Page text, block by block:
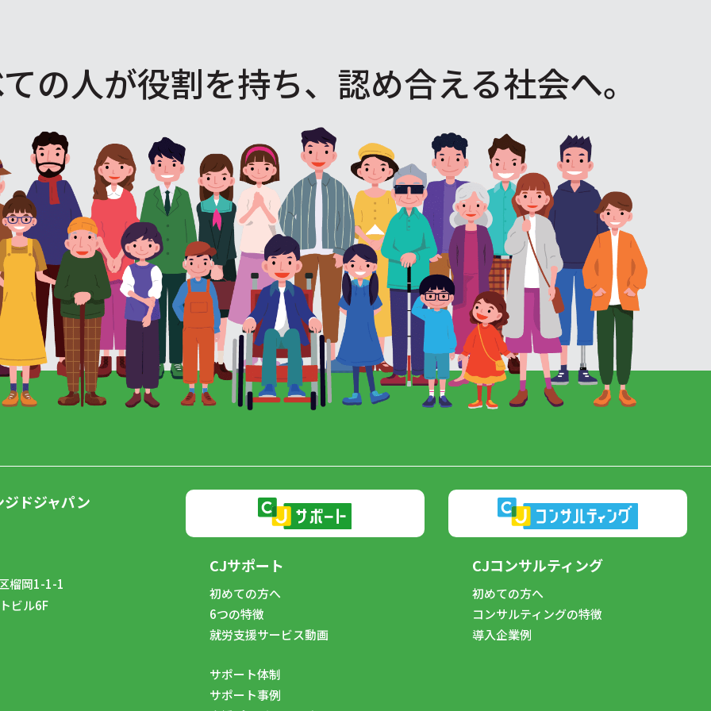
の人が役割を持ち、認め合える社会へ。
ドジャパン
榴岡1-1-1
ビル6F
CJサポート
初めての方へ
6つの特徴
就労支援サービス動画
サポート体制
サポート事例
CJコンサルティング
初めての方へ
コンサルティングの特徴
導入企業例